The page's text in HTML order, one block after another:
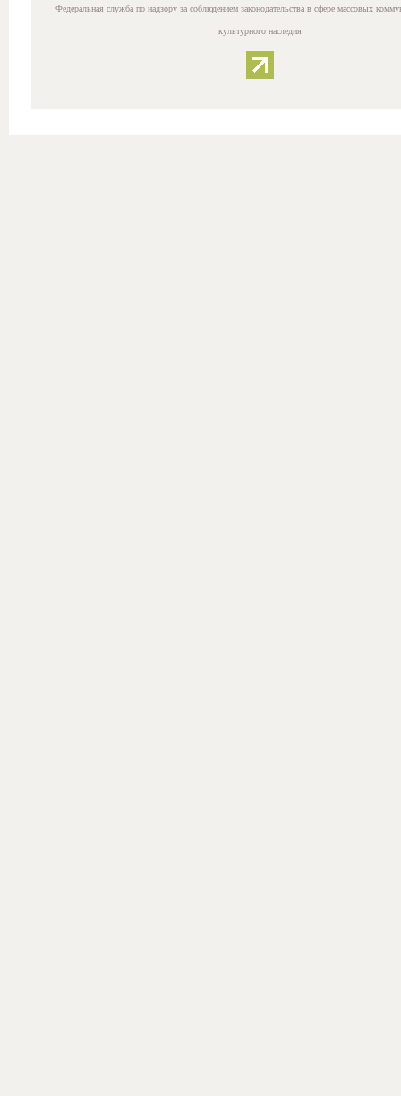
Федеральная служба по надзору за соблюдением законодательства в сфере массовых
культурного наследия